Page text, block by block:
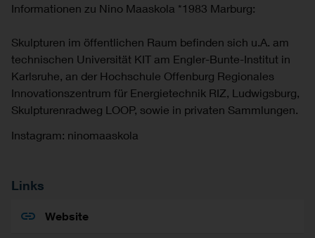
Informationen zu Nino Maaskola *1983 Marburg:
Skulpturen im öffentlichen Raum befinden sich u.A. am
technischen Universität KIT am Engler-Bunte-Institut in
Karlsruhe, an der Hochschule Offenburg Regionales
Innovationszentrum für Energietechnik RIZ, Ludwigsburg,
Skulpturenradweg LOOP, sowie in privaten Sammlungen.
Instagram: ninomaaskola
Links
Website